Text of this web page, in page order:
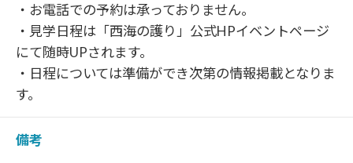
・お電話での予約は承っておりません。
・見学日程は「西海の護り」公式HPイベントページ
にて随時UPされます。
・日程については準備ができ次第の情報掲載となりま
す。
備考